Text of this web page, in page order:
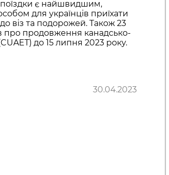
поїздки є найшвидшим,
для українців приїхати
віз та подорожей. Також 23
про продовження канадсько-
до 15 липня 2023 року.
30.04.2023